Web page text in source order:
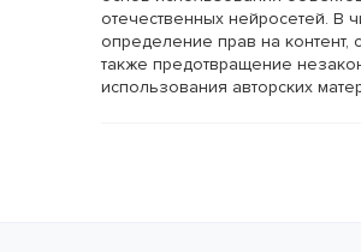
отечественных нейросетей. В
определение прав на контент,
также предотвращение
использования авторских